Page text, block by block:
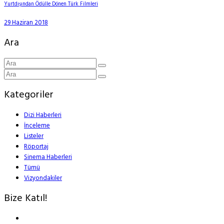
Yurtdışından Ödülle Dönen Türk Filmleri
29 Haziran 2018
Ara
Kategoriler
Dizi Haberleri
İnceleme
Listeler
Röportaj
Sinema Haberleri
Tümü
Vizyondakiler
Bize Katıl!